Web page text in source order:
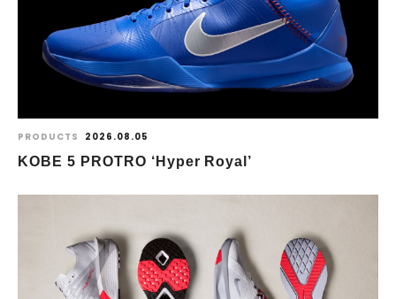
PRODUCTS 2026.08.05
KOBE 5 PROTRO ‘Hyper Royal’